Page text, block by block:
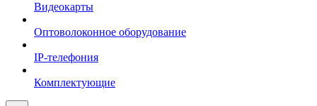
Видеокарты
Оптоволоконное оборудование
IP-телефония
Комплектующие